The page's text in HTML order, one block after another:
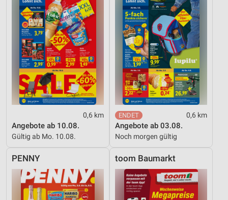
0,6 km
Angebote ab 10.08.
Gültig ab Mo. 10.08.
0,6 km
Angebote ab 03.08.
Noch morgen gültig
PENNY toom Baumarkt